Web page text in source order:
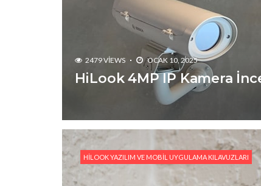
2479 VIEWS OCAK 10, 2025
HiLook 4MP IP Kamera
HILOOK YAZILIM VE MOBIL UYGULAMA KILAVUZLARI